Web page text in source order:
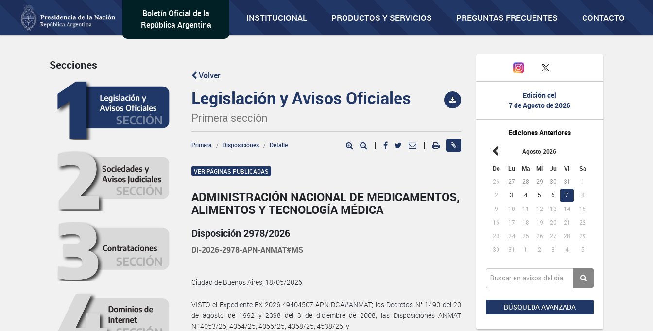
Boletín Oficial de la
República Argentina
INSTITUCIONAL PRODUCTOS Y SERVICIOS PREGUNTAS FRECUENTES CONTACTO
Edición del
7 de Agosto de 2026
Ediciones Anteriores
Agosto 2026
Do Lu Ma Mi Ju Vi Sa
26 27 28 29 30 31
1
2
3 4 5 6 7
8
9
10 11 12 13 14
15
16
17 18 19 20 21
22
23
24 25 26 27 28
29
30
31 1 2 3 4 5
BÚSQUEDA AVANZADA
Secciones
Volver
Legislación y Avisos Oficiales
Primera sección
Primera Disposiciones Detalle | |
VER PÁGINAS PUBLICADAS
ADMINISTRACIÓN NACIONAL DE MEDICAMENTOS,
ALIMENTOS Y TECNOLOGÍA MÉDICA
Disposición 2978/2026
DI-2026-2978-APN-ANMAT#MS
Ciudad de Buenos Aires, 18/05/2026
VISTO el Expediente EX-2026-49404507-APN-DGA#ANMAT; los Decretos N° 1490 del 20
de agosto de 1992 y 2098 del 3 de diciembre de 2008, las Disposiciones ANMAT
N° 4053/25, 4054/25, 4055/25, 4058/25, 4538/25; y